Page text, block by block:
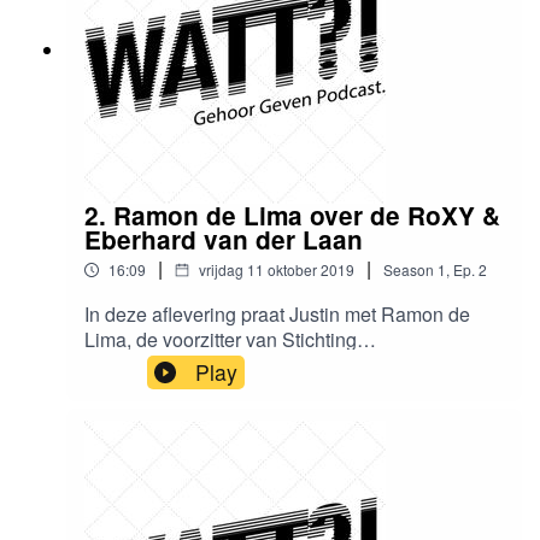
2. Ramon de Lima over de RoXY &
Eberhard van der Laan
16:09 | vrijdag 11 oktober 2019 | Season 1, Ep. 2
In deze aflevering praat Justin met Ramon de
Lima, de voorzitter van Stichting
Nachtburgemeester. Zij hebben het doel hebben
om nachtcultuur op de maatschappelijke en
politieke agenda te zetten. Ramon zit dus volop
dan ook druk bezig met evenementen zoals
ADE. Wederom een persoon die dag maar
vooral nacht bezig is met muziek en feesten. We
Play